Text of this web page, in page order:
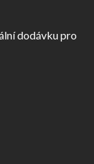
dodávku pro